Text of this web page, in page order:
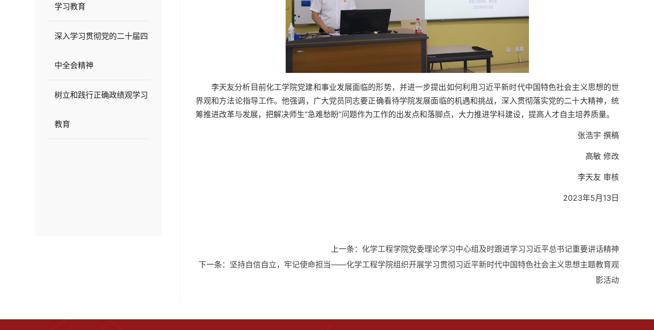
学习教育
深入学习贯彻党的二十届四
中全会精神
树立和践行正确政绩观学习
教育
李天友分析目前化工学院党建和事业发展面临的形势，并进一步提出如何利用习近平新时代中国特色社会主义思想的世
界观和方法论指导工作。他强调，广大党员同志要正确看待学院发展面临的机遇和挑战，深入贯彻落实党的二十大精神，统
筹推进改革与发展，把解决师生“急难愁盼”问题作为工作的出发点和落脚点，大力推进学科建设，提高人才自主培养质量。
张浩宇 撰稿
高敏 修改
李天友 审核
2023年5月13日
上一条： 化学工程学院党委理论学习中心组及时跟进学习习近平总书记重要讲话精神
下一条： 坚持自信自立，牢记使命担当——化学工程学院组织开展学习贯彻习近平新时代中国特色社会主义思想主题教育观
影活动